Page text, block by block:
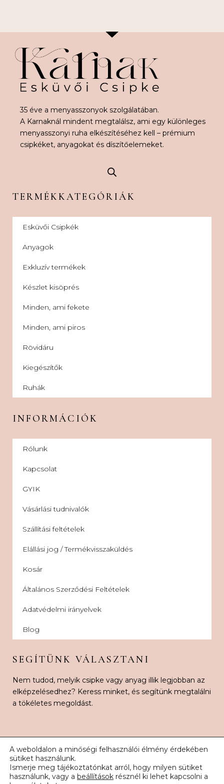
35 éve a menyasszonyok szolgálatában.
A Karnaknál mindent megtalálsz, ami egy különleges
menyasszonyi ruha elkészítéséhez kell – prémium
csipkéket, anyagokat és díszítőelemeket.
TERMÉKKATEGÓRIÁK
Esküvői Csipkék
Anyagok
Exkluzív termékek
Készlet kisöprés
Minden, ami fekete
Minden, ami piros
Rövidáru
Kiegészítők
Ruhák
INFORMÁCIÓK
Rólunk
Kapcsolat
GYIK
Vásárlási tudnivalók
Szállítási feltételek
Elállási jog / Termékvisszaküldés
Kosár
Általános Szerződési Feltételek
Adatvédelmi irányelvek
Blog
SEGÍTÜNK VÁLASZTANI
Nem tudod, melyik csipke vagy anyag illik legjobban az
elképzelésedhez? Keress minket, és segítünk megtalálni
a tökéletes megoldást.
© 2026 Karnak Esküvői Csipke. Minden jog fenntartva.
A weboldalon a minőségi felhasználói élmény érdekében
sütiket használunk.
Ismerje meg tájékoztatónkat arról, hogy milyen sütiket
használunk, vagy a beállítások résznél ki lehet kapcsolni a